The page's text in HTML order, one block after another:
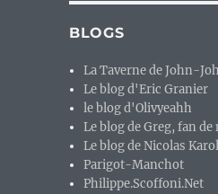
BLOGS
La Taverne de John-
Le blog d'Eric Granier
le blog d'Olivyeahh
Le blog de Greg, fan
Le blog de Nicolas
Parigot-Manchot
Philippe.Scoffoni.Net